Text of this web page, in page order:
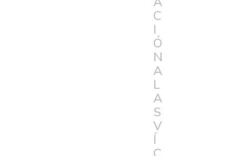
C
I
Ó
N
A
L
A
S
V
Í